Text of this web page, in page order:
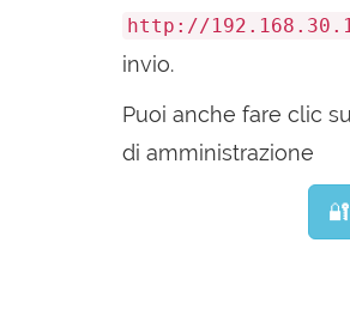
http://
invio.
Puoi anche fare clic
di amministrazione